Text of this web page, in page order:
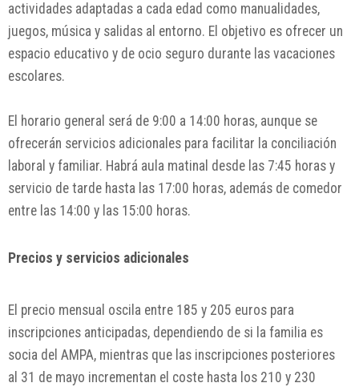
actividades adaptadas a cada edad como manualidades,
juegos, música y salidas al entorno. El objetivo es ofrecer un
espacio educativo y de ocio seguro durante las vacaciones
escolares.
El horario general será de 9:00 a 14:00 horas, aunque se
ofrecerán servicios adicionales para facilitar la conciliación
laboral y familiar. Habrá aula matinal desde las 7:45 horas y
servicio de tarde hasta las 17:00 horas, además de comedor
entre las 14:00 y las 15:00 horas.
Precios y servicios adicionales
El precio mensual oscila entre 185 y 205 euros para
inscripciones anticipadas, dependiendo de si la familia es
socia del AMPA, mientras que las inscripciones posteriores
al 31 de mayo incrementan el coste hasta los 210 y 230